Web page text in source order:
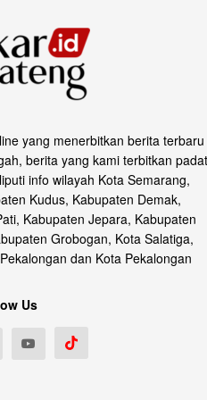
yang menerbitkan berita terbaru
berita yang kami terbitkan padat
info wilayah Kota Semarang,
Kudus, Kabupaten Demak,
Kabupaten Jepara, Kabupaten
Grobogan, Kota Salatiga,
dan Kota Pekalongan
Us